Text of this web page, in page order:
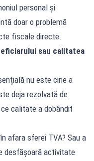
personal și
doar o problemă
fiscale directe.
sau calitatea
nu este cine a
deja rezolvată de
calitate a dobândit
afara sferei TVA? Sau a
desfășoară activitate